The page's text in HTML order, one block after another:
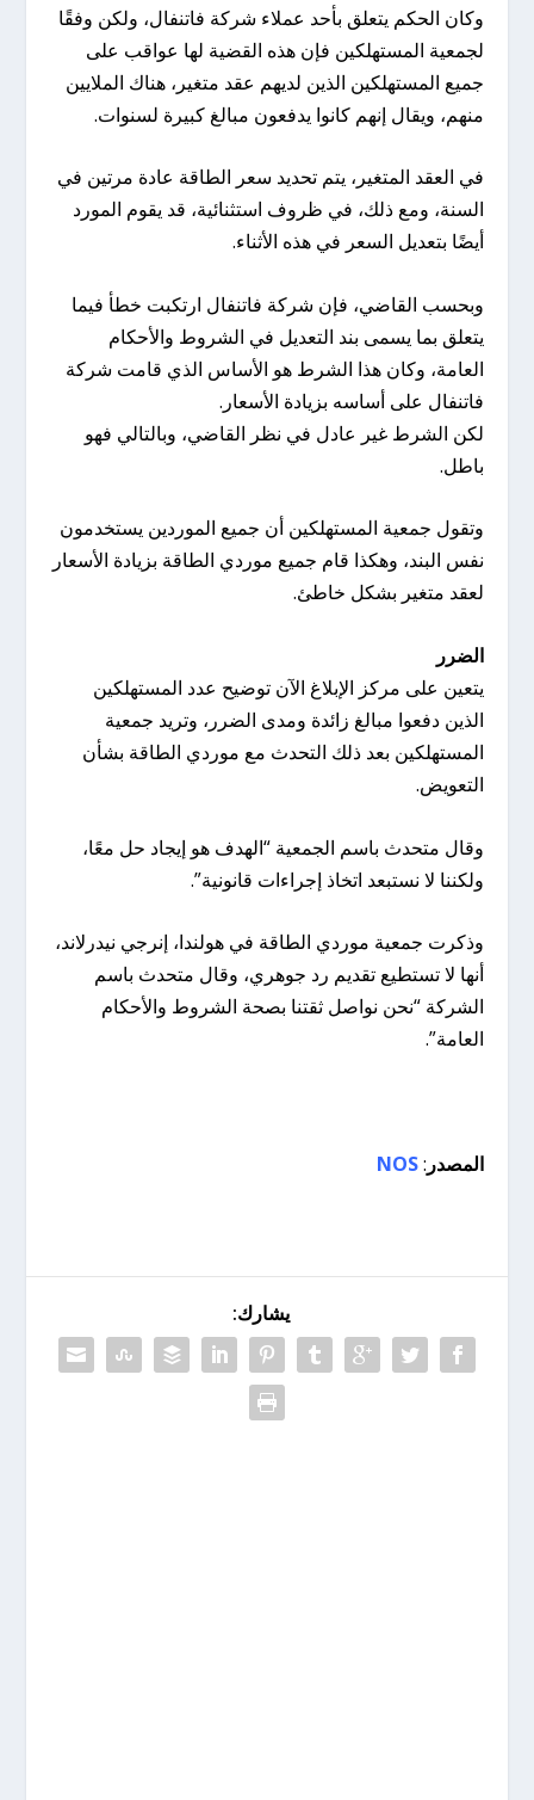
وكان الحكم يتعلق بأحد عملاء شركة فاتنفال، ولكن وفقًا
لجمعية المستهلكين فإن هذه القضية لها عواقب على
جميع المستهلكين الذين لديهم عقد متغير، هناك الملايين
منهم، ويقال إنهم كانوا يدفعون مبالغ كبيرة لسنوات.
في العقد المتغير، يتم تحديد سعر الطاقة عادة مرتين في
السنة، ومع ذلك، في ظروف استثنائية، قد يقوم المورد
أيضًا بتعديل السعر في هذه الأثناء.
وبحسب القاضي، فإن شركة فاتنفال ارتكبت خطأ فيما
يتعلق بما يسمى بند التعديل في الشروط والأحكام
العامة، وكان هذا الشرط هو الأساس الذي قامت شركة
فاتنفال على أساسه بزيادة الأسعار.
لكن الشرط غير عادل في نظر القاضي، وبالتالي فهو
باطل.
وتقول جمعية المستهلكين أن جميع الموردين يستخدمون
نفس البند، وهكذا قام جميع موردي الطاقة بزيادة الأسعار
لعقد متغير بشكل خاطئ.
الضرر
يتعين على مركز الإبلاغ الآن توضيح عدد المستهلكين
الذين دفعوا مبالغ زائدة ومدى الضرر، وتريد جمعية
المستهلكين بعد ذلك التحدث مع موردي الطاقة بشأن
التعويض.
وقال متحدث باسم الجمعية “الهدف هو إيجاد حل معًا،
ولكننا لا نستبعد اتخاذ إجراءات قانونية”.
وذكرت جمعية موردي الطاقة في هولندا، إنرجي نيدرلاند،
أنها لا تستطيع تقديم رد جوهري، وقال متحدث باسم
الشركة “نحن نواصل ثقتنا بصحة الشروط والأحكام
العامة”.
المصدر :
NOS
يشارك: